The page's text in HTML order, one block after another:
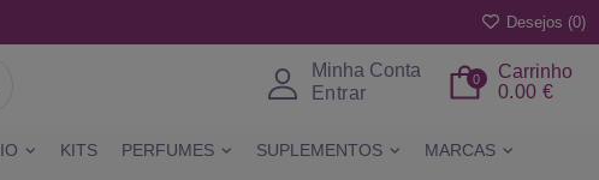
Desejos (0)
Minha Conta
Entrar
Carrinho
0
0.00 €
KITS PERFUMES SUPLEMENTOS MARCAS